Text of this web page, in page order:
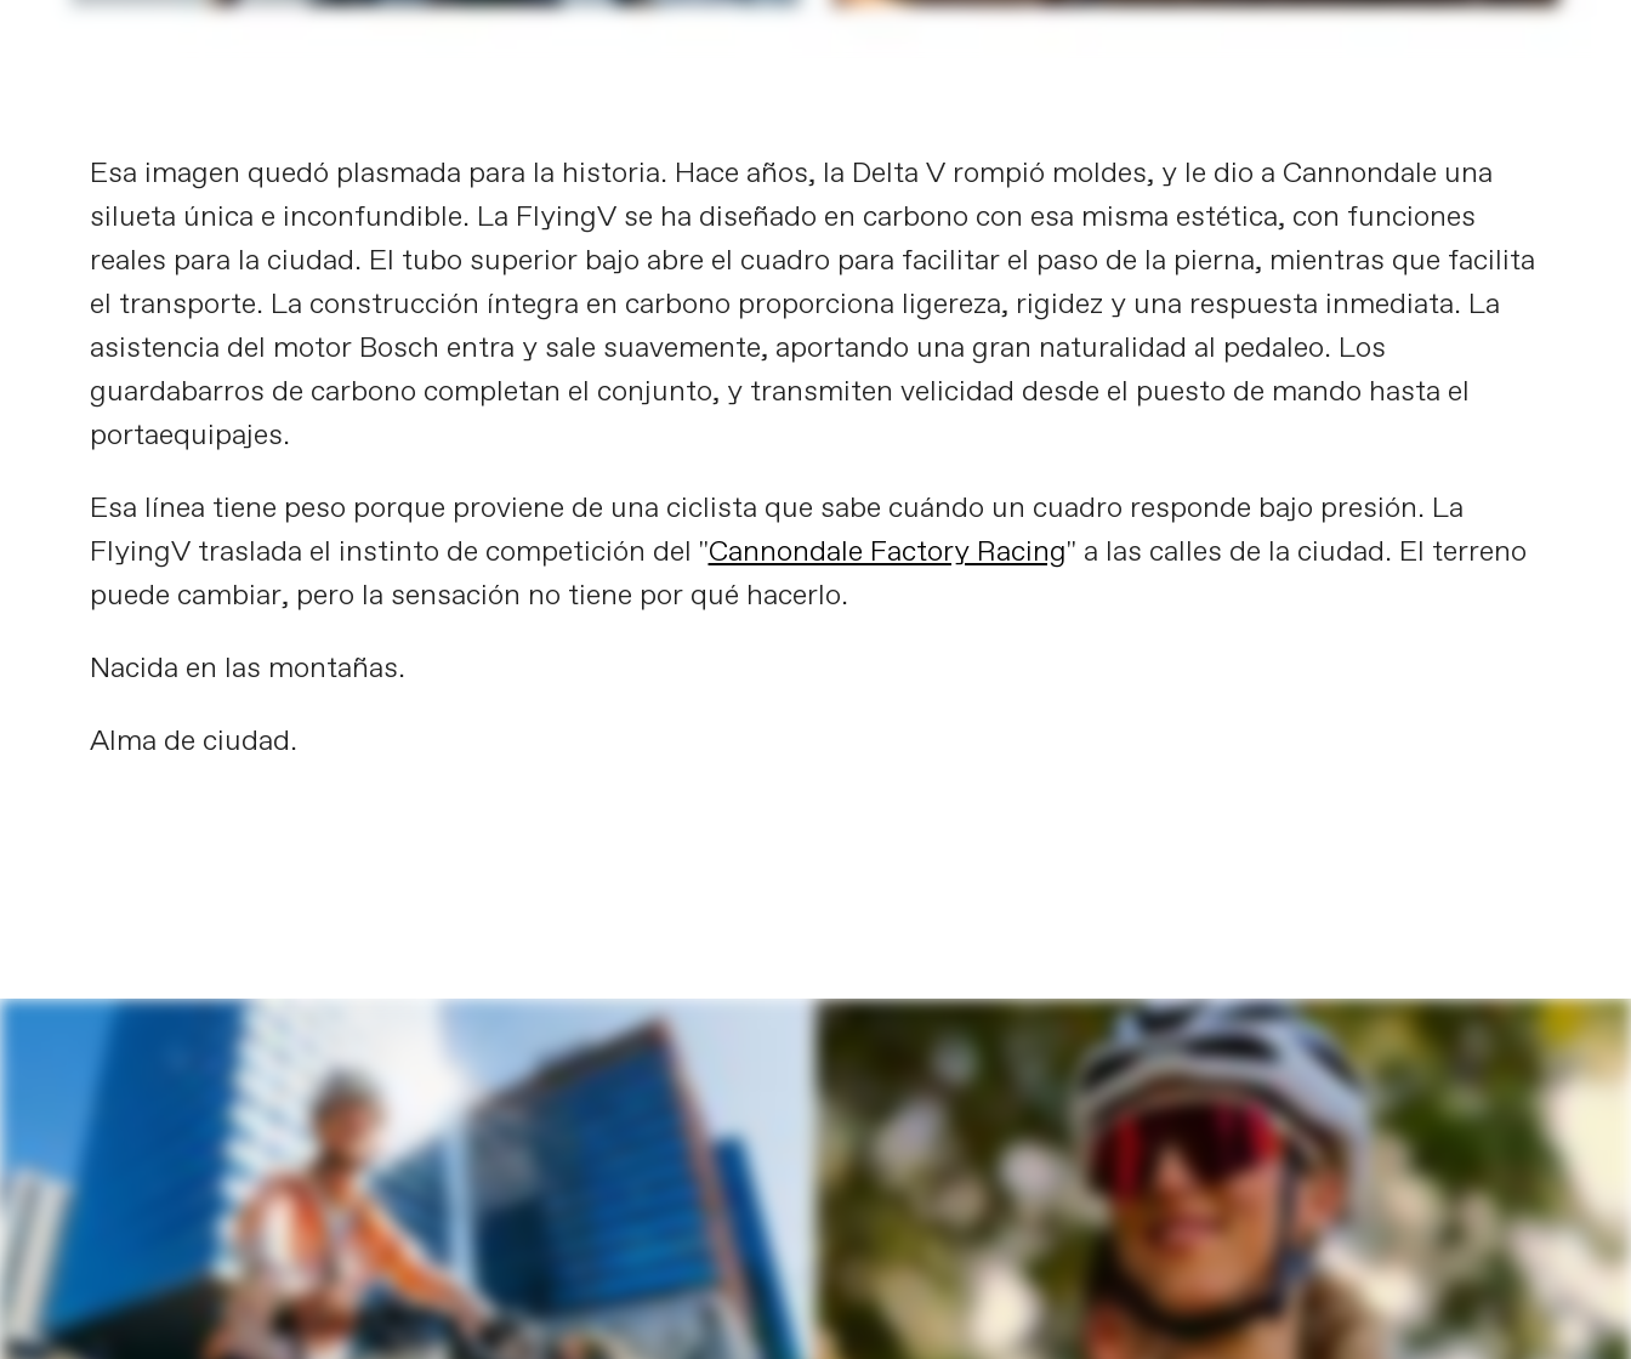
Esa imagen quedó plasmada para la historia. Hace años, la Delta V rompió moldes, y le dio a Cannondale una
silueta única e inconfundible. La FlyingV se ha diseñado en carbono con esa misma estética, con funciones
reales para la ciudad. El tubo superior bajo abre el cuadro para facilitar el paso de la pierna, mientras que facilita
el transporte. La construcción íntegra en carbono proporciona ligereza, rigidez y una respuesta inmediata. La
asistencia del motor Bosch entra y sale suavemente, aportando una gran naturalidad al pedaleo. Los
guardabarros de carbono completan el conjunto, y transmiten velicidad desde el puesto de mando hasta el
portaequipajes.
Esa línea tiene peso porque proviene de una ciclista que sabe cuándo un cuadro responde bajo presión. La
FlyingV traslada el instinto de competición del "Cannondale Factory Racing" a las calles de la ciudad. El terreno
puede cambiar, pero la sensación no tiene por qué hacerlo.
Nacida en las montañas.
Alma de ciudad.